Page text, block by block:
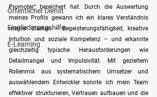
Öffentlicher Dienst
Eingliederungshilfe
E-Learning
Promoter“ bereichert hat. Durch die Auswertung
meines Profils gewann ich ein klares Verständnis
meiner Stärken – Begeisterungsfähigkeit, kreative
Intuition und soziale Kompetenz – und erkannte
gleichzeitig typische Herausforderungen wie
Detailmangel und Impulsivität. Mit gezieltem
Rollenmix aus systematischem Umsetzer und
auswählendem Entwickler konnte ich mein Team
effektiver strukturieren, Vertrauen aufbauen und die